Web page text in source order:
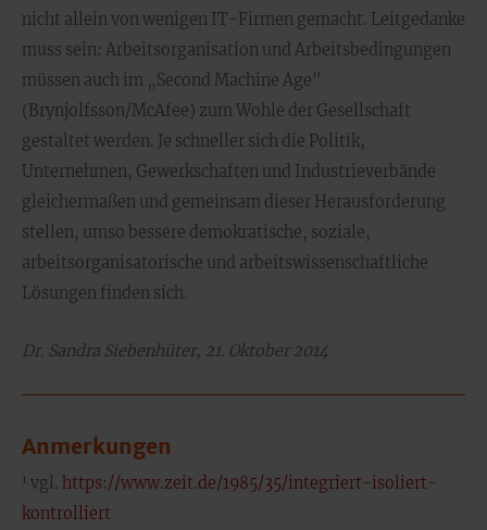
nicht allein von wenigen IT-Firmen gemacht. Leitgedanke
muss sein: Arbeitsorganisation und Arbeitsbedingungen
müssen auch im „Second Machine Age"
(Brynjolfsson/McAfee) zum Wohle der Gesellschaft
gestaltet werden. Je schneller sich die Politik,
Unternehmen, Gewerkschaften und Industrieverbände
gleichermaßen und gemeinsam dieser Herausforderung
stellen, umso bessere demokratische, soziale,
arbeitsorganisatorische und arbeitswissenschaftliche
Lösungen finden sich.
Dr. Sandra Siebenhüter, 21. Oktober 2014
Anmerkungen
1 vgl. https://www.zeit.de/1985/35/integriert-isoliert-
kontrolliert